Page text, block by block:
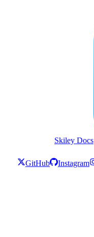
Skiley Docs
GitHub Instagram